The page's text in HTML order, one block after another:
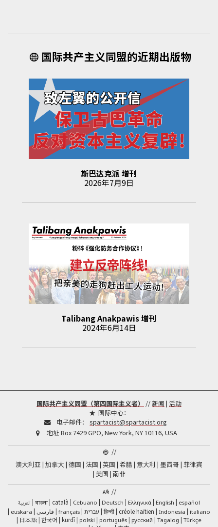
国际共产主义同盟的近期出版物
斯巴达克派 增刊
2026年7月9日
Talibang Anakpawis增刊
2024年6月14日
国际共产主义同盟（第四国际主义者） //新闻 | 活动
国际中心：
电子邮件：
spartacist@spartacist.org
地址 Box 7429 GPO, New York, NY 10116, USA
//
澳大利亚 加拿大 德国 法国 英国 希腊 意大利 墨西哥 菲律宾
美国 南非
//
العربية
বাংলা català Cebuano Deutsch Ελληνικά English
español
euskara
فارسی français עברית हिन्दी créole haïtien Indonesia italiano
日本語 한국어 kurdî polski português русский Tagalog Türkçe